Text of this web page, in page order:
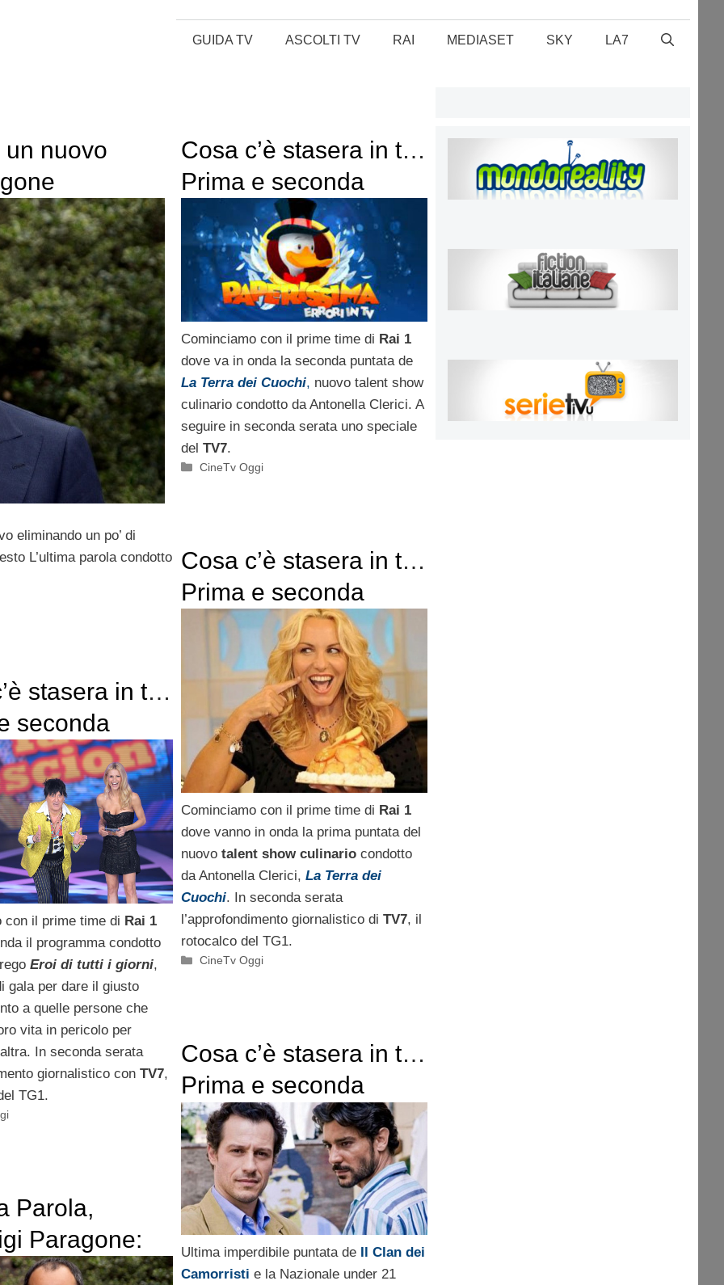
GUIDA TV ASCOLTI TV RAI MEDIASET SKY LA7
un nuovo
eliminando un po’ di
L’ultima parola condotto
Cosa c’è stasera in tv?
Prima e seconda
serata di venerdì 3
maggio 2013
Cominciamo con il prime time di Rai 1
dove va in onda la seconda puntata de
La Terra dei Cuochi, nuovo talent show
culinario condotto da Antonella Clerici. A
seguire in seconda serata uno speciale
del TV7.
Categorie
CineTv Oggi
Cosa c’è stasera in tv?
Prima e seconda
serata di venerdì 26
aprile 2013
Cominciamo con il prime time di Rai 1
dove vanno in onda la prima puntata del
nuovo talent show culinariocondotto
da Antonella Clerici, La Terra dei
Cuochi. In seconda serata
l’approfondimento giornalistico di TV7, il
rotocalco del TG1.
Categorie
CineTv Oggi
stasera in tv?
seconda
venerdì 12
con il prime time di Rai 1
il programma condotto
Eroi di tutti i giorni,
gala per dare il giusto
a quelle persone che
vita in pericolo per
In seconda serata
giornalistico con TV7,
TG1.
Cosa c’è stasera in tv?
Prima e seconda
serata di venerdì 22
marzo 2013
Ultima imperdibile puntata de Il Clan dei
Camorristi e la Nazionale under 21
Parola,
Paragone:
politici non